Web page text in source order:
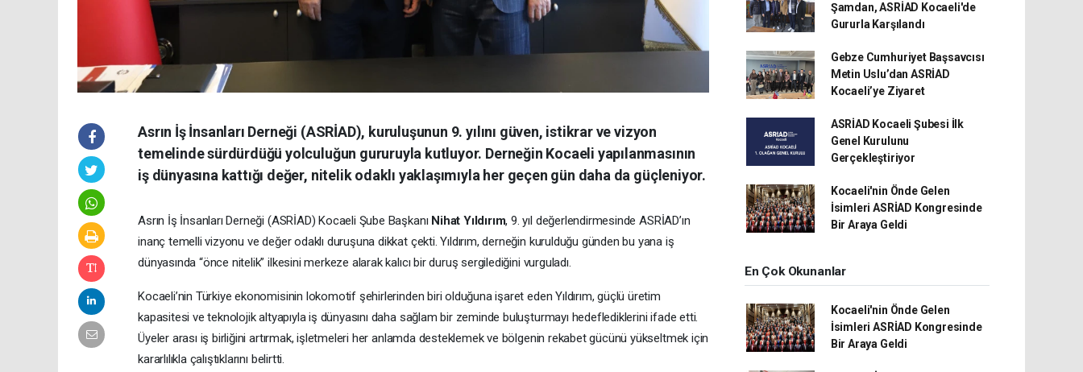
Asrın İş İnsanları Derneği (ASRİAD), kuruluşunun 9. yılını güven, istikrar ve vizyon
temelinde sürdürdüğü yolculuğun gururuyla kutluyor. Derneğin Kocaeli yapılanmasının
iş dünyasına kattığı değer, nitelik odaklı yaklaşımıyla her geçen gün daha da güçleniyor.
Asrın İş İnsanları Derneği (ASRİAD) Kocaeli Şube Başkanı Nihat Yıldırım, 9. yıl değerlendirmesinde ASRİAD’ın
inanç temelli vizyonu ve değer odaklı duruşuna dikkat çekti. Yıldırım, derneğin kurulduğu günden bu yana iş
dünyasında “önce nitelik” ilkesini merkeze alarak kalıcı bir duruş sergilediğini vurguladı.
Kocaeli’nin Türkiye ekonomisinin lokomotif şehirlerinden biri olduğuna işaret eden Yıldırım, güçlü üretim
kapasitesi ve teknolojik altyapıyla iş dünyasını daha sağlam bir zeminde buluşturmayı hedeflediklerini ifade etti.
Üyeler arası iş birliğini artırmak, işletmeleri her anlamda desteklemek ve bölgenin rekabet gücünü yükseltmek için
kararlılıkla çalıştıklarını belirtti.
Şamdan, ASRİAD Kocaeli'de
Gururla Karşılandı
Gebze Cumhuriyet Başsavcısı
Metin Uslu’dan ASRİAD
Kocaeli’ye Ziyaret
ASRİAD Kocaeli Şubesi İlk
Genel Kurulunu
Gerçekleştiriyor
Kocaeli'nin Önde Gelen
İsimleri ASRİAD Kongresinde
Bir Araya Geldi
En Çok Okunanlar
Kocaeli'nin Önde Gelen
İsimleri ASRİAD Kongresinde
Bir Araya Geldi